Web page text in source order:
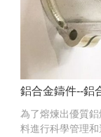
鋁合金鑄件--鋁
為了熔煉出優質
料進行科學管理